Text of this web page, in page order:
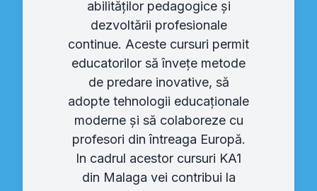
abilităților pedagogice și
dezvoltării profesionale
continue. Aceste cursuri permit
educatorilor să învețe metode
de predare inovative, să
adopte tehnologii educaționale
moderne și să colaboreze cu
profesori din întreaga Europă.
In cadrul acestor cursuri KA1
din Malaga vei contribui la